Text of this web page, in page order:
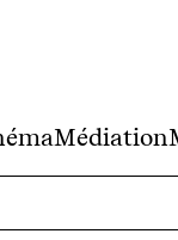
Médiation